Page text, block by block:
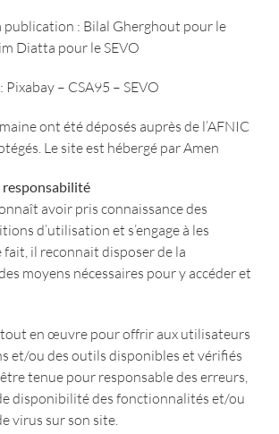
publication : Bilal Gherghout pour le
Diatta pour le SEVO
– CSA95 – SEVO
ont été déposés auprès de l’AFNIC
Le site est hébergé par Amen
avoir pris connaissance des
d’utilisation et s’engage à les
fait, il reconnait disposer de la
moyens nécessaires pour y accéder et
tout en œuvre pour offrir aux utilisateurs
et/ou des outils disponibles et vérifiés
tenue pour responsable des erreurs,
disponibilité des fonctionnalités et/ou
virus sur son site.